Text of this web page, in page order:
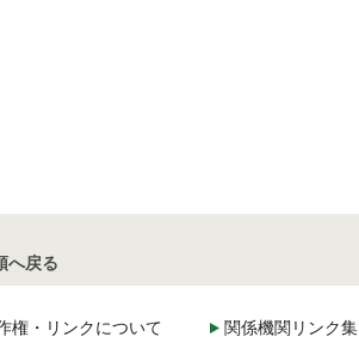
へ戻る
権・リンクについて 関係機関リンク集